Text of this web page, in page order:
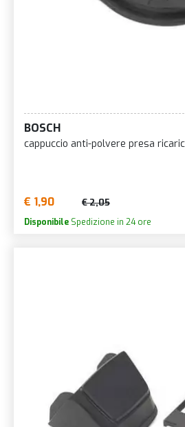
BOSCH
cappuccio anti-polvere presa
€ 1,90 € 2,05
Disponibile Spedizione in 24 ore